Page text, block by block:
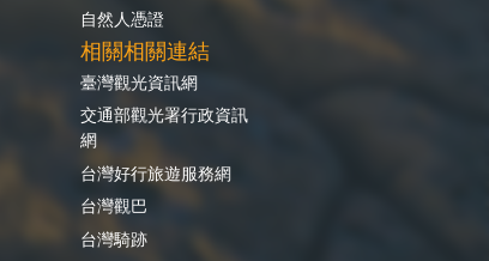
自然人憑證
相關相關連結
臺灣觀光資訊網
交通部觀光署行政資訊
網
台灣好行旅遊服務網
台灣觀巴
台灣騎跡